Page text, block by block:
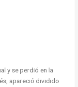
y se perdió en la
apareció dividido